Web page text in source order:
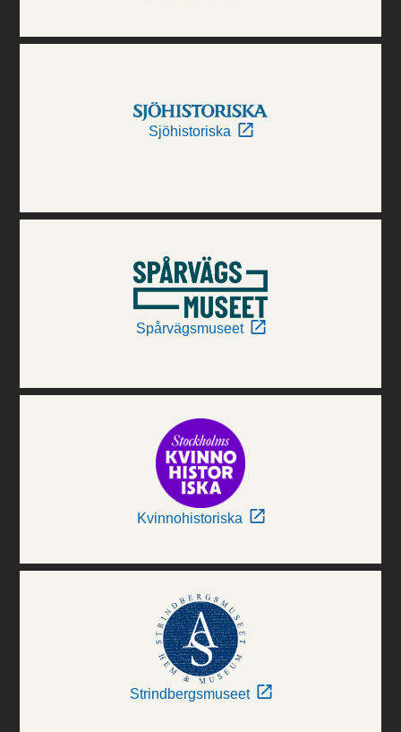
Sjöhistoriska
Spårvägsmuseet
Kvinnohistoriska
Strindbergsmuseet